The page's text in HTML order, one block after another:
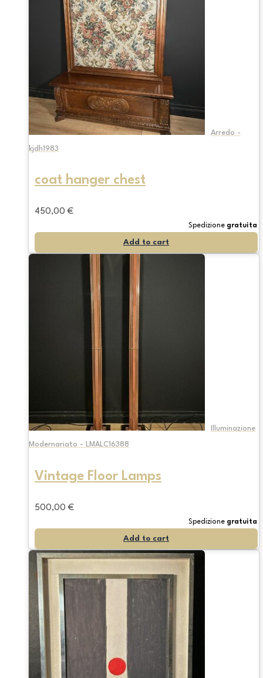
Arredo -
kjdh1983
coat hanger chest
450,00 €
Spedizione gratuita
Add to cart
Illuminazione
Modernariato - LMALC16388
Vintage Floor Lamps
500,00 €
Spedizione gratuita
Add to cart